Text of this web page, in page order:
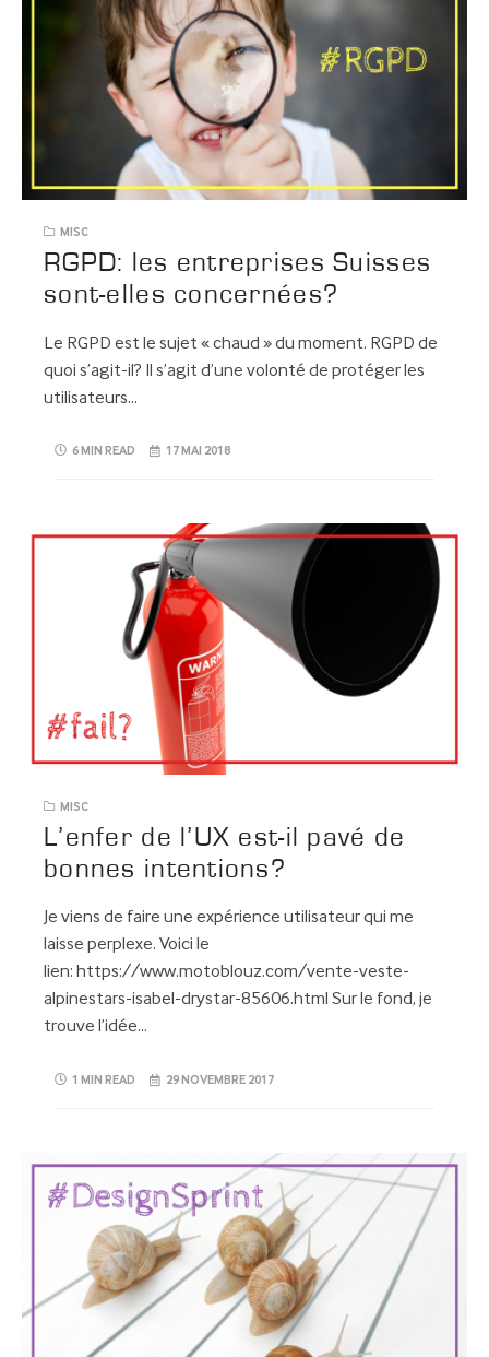
MISC
RGPD: les entreprises Suisses
sont-elles concernées?
Le RGPD est le sujet « chaud » du moment. RGPD de
quoi s’agit-il? Il s’agit d’une volonté de protéger les
utilisateurs…
6 MIN READ 17 MAI 2018
MISC
L’enfer de l’UX est-il pavé de
bonnes intentions?
Je viens de faire une expérience utilisateur qui me
laisse perplexe. Voici le
lien: https://www.motoblouz.com/vente-veste-
alpinestars-isabel-drystar-85606.html Sur le fond, je
trouve l’idée…
1 MIN READ 29 NOVEMBRE 2017